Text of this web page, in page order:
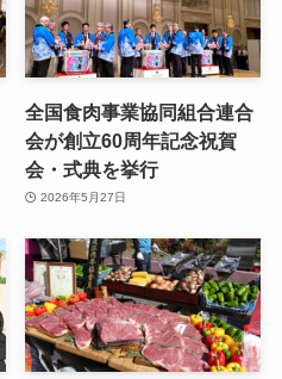
全国食肉事業協同組合連合
会が創立60周年記念祝賀
会・式典を挙行
2026年5月27日